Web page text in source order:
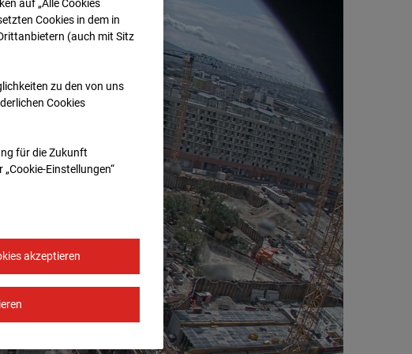
auf „Alle Cookies
Cookies in dem in
(auch mit Sitz
zu den von uns
Cookies
für die Zukunft
Einstellungen“
akzeptieren